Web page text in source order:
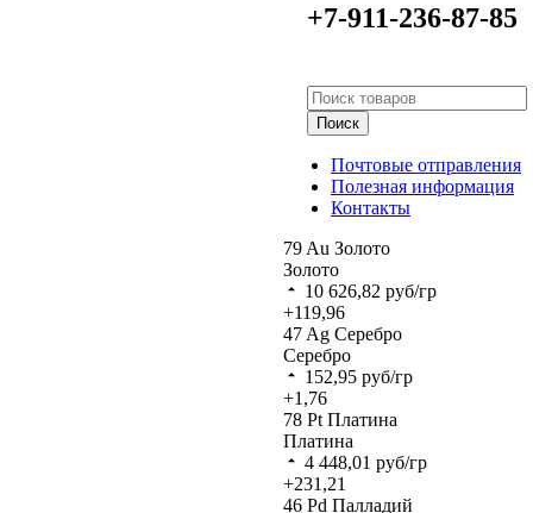
+7-911-236-87-85
Поиск
Почтовые отправления
Полезная информация
Контакты
79 Au Золото
Золото
10 626,82 руб/гр
+119,96
47 Ag Серебро
Серебро
152,95 руб/гр
+1,76
78 Pt Платина
Платина
4 448,01 руб/гр
+231,21
46 Pd Палладий